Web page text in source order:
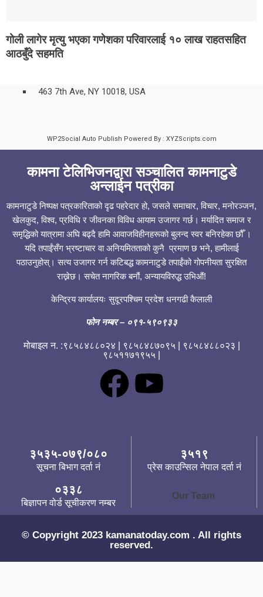
गोली लागेर मृत्यु भएका गणेशका परिवारलाई १० लाख राहतसहित
आठबुँदे सहमति
463 7th Ave, NY 10018, USA
WP2Social Auto Publish Powered By : XYZScripts.com
कामना टेलिभिजनद्वारा सञ्चालित कामनाटुडे
अन्लाईन पत्रीका
कामनाटुडे निष्पक्ष पत्रकारिताको दृढ पहरेदार हो, जसले समाचार, विचार, मनोरञ्जन,
खेलकुद, विश्व, प्रविधि र जीवनका विविध आयाम उजागर गर्छ। मर्यादित समाज र
समृद्धिको यात्रामा अघि बढ्दै हामि आवाजविहीनहरूको बुलन्द स्वर बनिरहेका छौँ ।
यदि तपाईंसँग भ्रष्टाचार वा अनियमितताको कुनै प्रमाण छ भने, हामीलाई
पठाउनुहोस्। सत्य उजागर गर्न कटिबद्ध कामनाटुडे तपाईंको गोपनीयता सुरक्षित
राख्नेछ। सचेत नागरिक बनौं, अन्यायविरुद्ध उभिऔं!
केन्द्रिय कार्यालयः सुदूरपश्चिम प्रदेश धनगढी कैलाली
फोन नम्बर– ०९१-५९०९३३
मोबाइल न. :९८५८४८८०२४ | ९८५८४८७०९५ | ९८५८४८८०२३ |
९८५११७१९५५ |
३५३५-०७९/०८०
सूचना बिभाग दर्ता नं
३५१९
प्रेस काउन्सिल नेपाल दर्ता नं
०३३८
बिज्ञापन वोर्ड सूचीकरण नम्बर
Our Team
© Copyright 2023 kamanatoday.com . All rights
reserved.